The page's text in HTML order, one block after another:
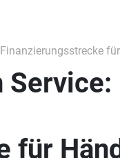
Service:
für